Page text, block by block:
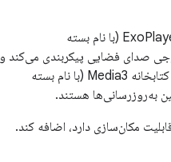
پلتفرم را برای خروجی صدای فضایی پیکربندی می‌کند و
به‌روزرسانی‌ها هستند.